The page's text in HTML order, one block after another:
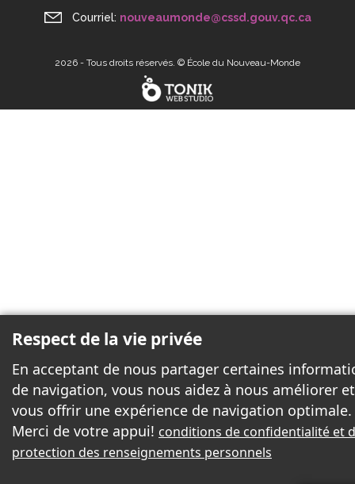
Courriel: nouveaumonde@cssd.gouv.qc.ca
2026 - Tous droits réservés. © École du Nouveau-Monde
Respect de la vie privée
En acceptant de nous partager certaines
de navigation, vous nous aidez à nous améliorer
vous offrir une expérience de navigation optimale.
Merci de votre appui! conditions de confidentialité et
protection des renseignements personnels